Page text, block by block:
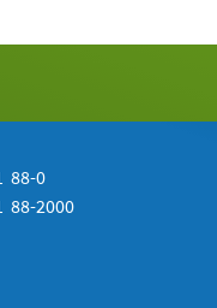
88-0
88-2000